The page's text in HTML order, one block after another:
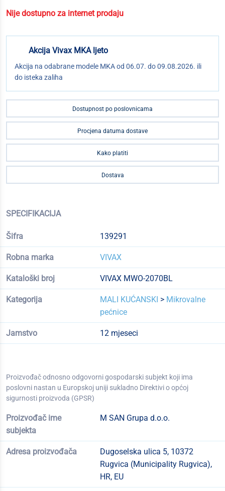
Nije dostupno za internet prodaju
Akcija Vivax MKA ljeto
Akcija na odabrane modele MKA od 06.07. do 09.08.2026. ili
do isteka zaliha
Dostupnost po poslovnicama
Procjena datuma dostave
Kako platiti
Dostava
SPECIFIKACIJA
Šifra 139291
Robna marka VIVAX
Kataloški broj VIVAX MWO-2070BL
Kategorija MALI KUĆANSKI > Mikrovalne
pećnice
Jamstvo 12 mjeseci
Proizvođač odnosno odgovorni gospodarski subjekt koji ima
poslovni nastan u Europskoj uniji sukladno Direktivi o općoj
sigurnosti proizvoda (GPSR)
Proizvođač ime
subjekta
M SAN Grupa d.o.o.
Adresa proizvođača
Dugoselska ulica 5, 10372
Rugvica (Municipality Rugvica),
HR, EU